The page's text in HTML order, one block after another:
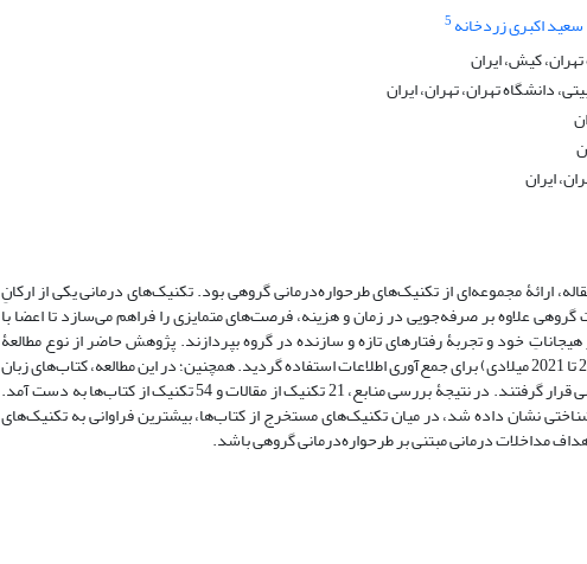
سعید اکبری زردخانه 5
کیش، ایران
دانشگاه تهران، تهران، ایران
ایران
ارائۀ مجموعه‌ای از تکنیک‌های طرحواره‌درمانی گروهی بود. تکنیک‌های درمانی یکی از ارکانِ
علاوه بر صرفه‌جویی در زمان و هزینه، فرصت‌های متمایزی را فراهم می‌سازد تا اعضا با
خود و تجربۀ رفتارهای تازه‌ و سازنده در گروه بپردازند. پژوهش حاضر از نوع مطالعۀ
مروری بود که از بانک‌های اطلاعاتی داخلی و خارجی بین سال‌های 1391 تا 1400 هجری (2012 تا 2021 میلادی) برای جمع‌آوری اطلاعات استفاده گردید. همچنین؛ در این مطالعه، کتاب‌های زبان
اصلی و معتبر در این زمینه که در بازۀ زمانیِ تعیین‌شده به چاپ رسیده‌اند نیز مورد بررسی قرار گرفتند. در نتیجۀ بررسی منابع، 21 تکنیک از مقالات و 54 تکنیک از کتاب‌‌ها به دست آمد.
نشان داده شد، در میان تکنیک‌های مستخرج از کتاب‌ها، بیشترین فراوانی به تکنیک‌های
مداخلات درمانی مبتنی بر طرحواره‌درمانی گروهی باشد.